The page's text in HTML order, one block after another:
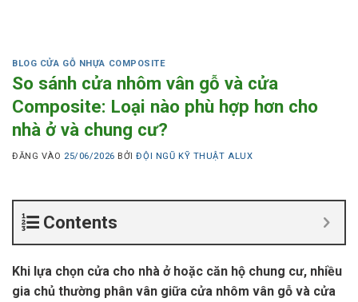
BLOG CỬA GỖ NHỰA COMPOSITE
So sánh cửa nhôm vân gỗ và cửa
Composite: Loại nào phù hợp hơn cho
nhà ở và chung cư?
ĐĂNG VÀO 25/06/2026 BỞIĐỘI NGŨ KỸ THUẬT ALUX
Contents
Khi lựa chọn cửa cho nhà ở hoặc căn hộ chung cư, nhiều
gia chủ thường phân vân giữa cửa nhôm vân gỗ và cửa